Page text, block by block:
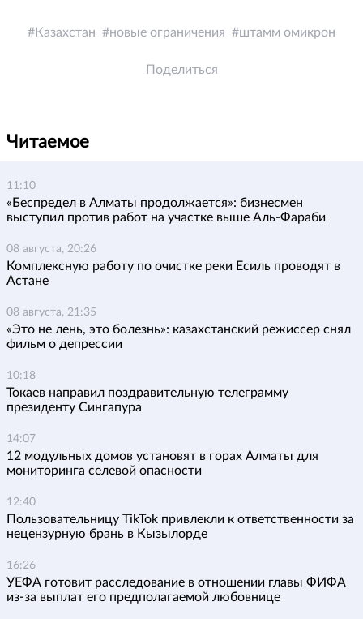
Казахстан новые ограничения штамм омикрон
Поделиться
Читаемое
11:10
«Беспредел в Алматы продолжается»: бизнесмен
выступил против работ на участке выше Аль-Фараби
08 августа, 20:26
Комплексную работу по очистке реки Есиль проводят в
Астане
08 августа, 21:35
«Это не лень, это болезнь»: казахстанский режиссер снял
фильм о депрессии
10:18
Токаев направил поздравительную телеграмму
президенту Сингапура
14:07
12 модульных домов установят в горах Алматы для
мониторинга селевой опасности
12:40
Пользовательницу TikTok привлекли к ответственности за
нецензурную брань в Кызылорде
16:26
УЕФА готовит расследование в отношении главы ФИФА
из-за выплат его предполагаемой любовнице